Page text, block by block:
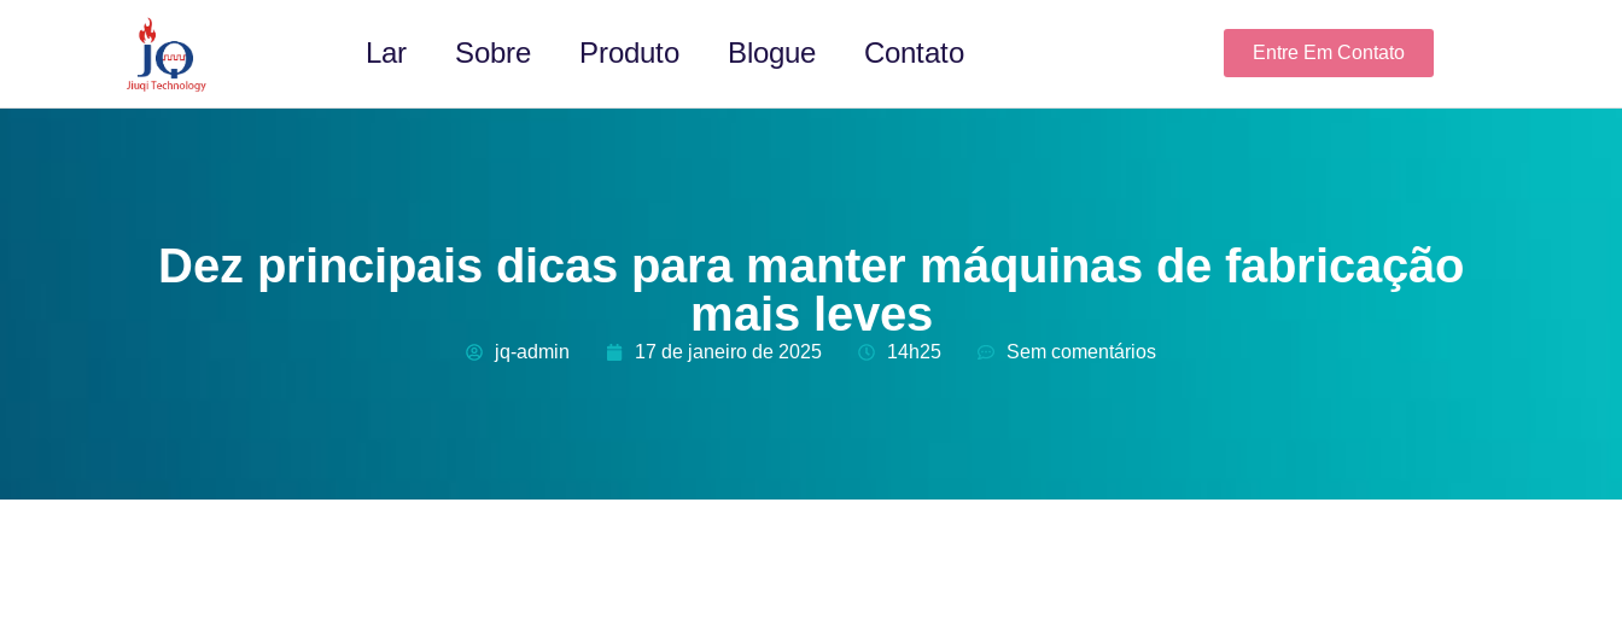
Lar Sobre Produto Blogue Contato Entre Em Contato
Dez principais dicas para manter máquinas de fabricação
mais leves
jq-admin 17 de janeiro de 2025 14h25 Sem comentários